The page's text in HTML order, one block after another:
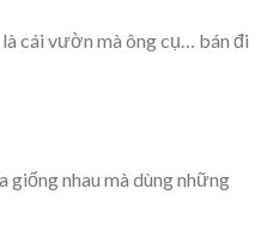
cái vườn mà ông cụ… bán đi
giống nhau mà dùng những